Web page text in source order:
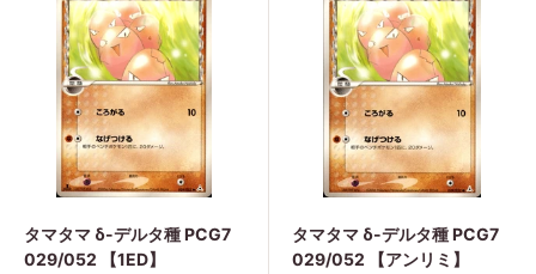
タマタマ δ-デルタ種 PCG7
029/052 【1ED】
タマタマ δ-デルタ種 PCG7
029/052 【アンリミ】